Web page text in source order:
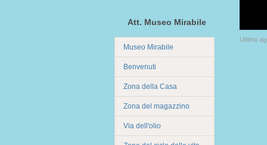
Att. Museo Mirabile
Museo Mirabile
Benvenuti
Zona della Casa
Zona del magazzino
Via dell'olio
Ultimo